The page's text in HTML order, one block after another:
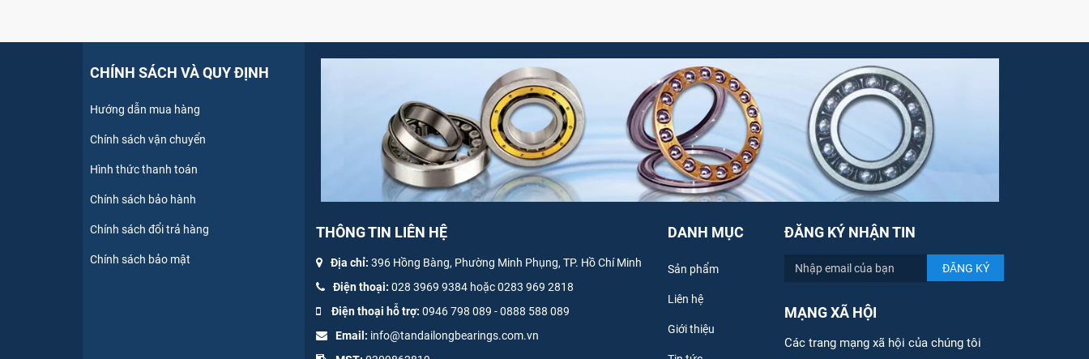
CHÍNH SÁCH VÀ QUY ĐỊNH
Hướng dẫn mua hàng
Chính sách vận chuyển
Hình thức thanh toán
Chính sách bảo hành
Chính sách đổi trả hàng
Chính sách bảo mật
THÔNG TIN LIÊN HỆ
Địa chỉ: 396 Hồng Bàng, Phường Minh Phụng, TP. Hồ Chí Minh
Điện thoại: 028 3969 9384 hoặc 0283 969 2818
Điện thoại hỗ trợ: 0946 798 089 -0888 588 089
Email: info@tandailongbearings.com.vn
DANH MỤC
Sản phẩm
Liên hệ
Giới thiệu
ĐĂNG KÝ NHẬN TIN
MẠNG XÃ HỘI
Các trang mạng xã hội của chúng tôi